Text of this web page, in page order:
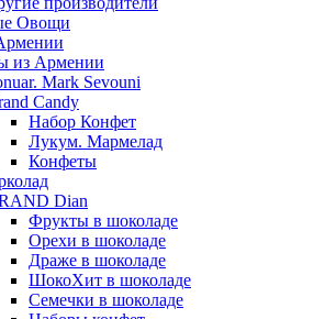
Овощи
из Армении
Mark Sevouni
Candy
Набор Конфет
Лукум. Мармелад
Конфеты
Dian
Фрукты в шоколаде
Орехи в шоколаде
Драже в шоколаде
ШокоХит в шоколаде
Семечки в шоколаде